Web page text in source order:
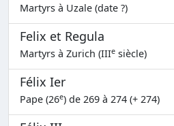
Martyrs à Uzale (date ?)
Felix et Regula
Martyrs à Zurich (IIIe siècle)
Félix Ier
Pape (26e) de 269 à 274 (+ 274)